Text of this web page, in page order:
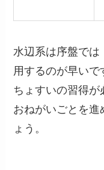
水辺系は序盤では
用するのが早いで
ちょすいの習得
おねがいごとを進
ょう。